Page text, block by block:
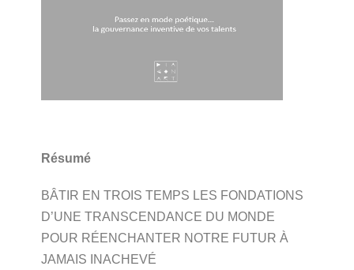
Résumé
BÂTIR EN TROIS TEMPS LES FONDATIONS
D’UNE TRANSCENDANCE DU MONDE
POUR RÉENCHANTER NOTRE FUTUR À
JAMAIS INACHEVÉ